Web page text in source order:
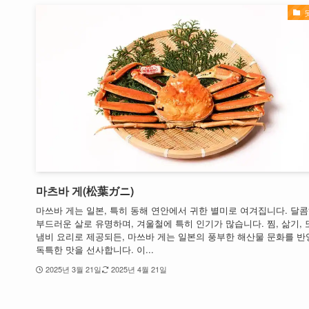
마츠바 게(松葉ガニ)
마쓰바 게는 일본, 특히 동해 연안에서 귀한 별미로 여겨집니다. 달
부드러운 살로 유명하며, 겨울철에 특히 인기가 많습니다. 찜, 삶기,
냄비 요리로 제공되든, 마쓰바 게는 일본의 풍부한 해산물 문화를 반
독특한 맛을 선사합니다. 이...
2025년 3월 21일 2025년 4월 21일